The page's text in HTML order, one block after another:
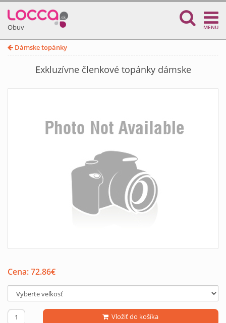
Obuv MENU
Dámske topánky
Exkluzívne členkové topánky dámske
Cena:72.86€
Vložiť do košíka